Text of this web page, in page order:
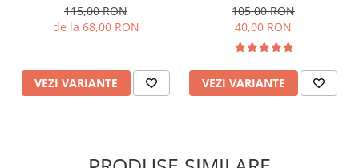
115,00 RON
de la 68,00 RON
VEZI VARIANTE
105,00 RON
40,00 RON
VEZI VARIANTE